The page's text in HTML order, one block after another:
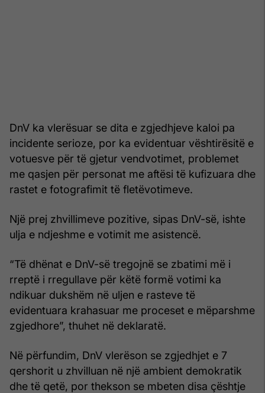
DnV ka vlerësuar se dita e zgjedhjeve kaloi pa
incidente serioze, por ka evidentuar vështirësitë e
votuesve për të gjetur vendvotimet, problemet
me qasjen për personat me aftësi të kufizuara dhe
rastet e fotografimit të fletëvotimeve.
Një prej zhvillimeve pozitive, sipas DnV-së, ishte
ulja e ndjeshme e votimit me asistencë.
“Të dhënat e DnV-së tregojnë se zbatimi më i
rreptë i rregullave për këtë formë votimi ka
ndikuar dukshëm në uljen e rasteve të
evidentuara krahasuar me proceset e mëparshme
zgjedhore”, thuhet në deklaratë.
Në përfundim, DnV vlerëson se zgjedhjet e 7
qershorit u zhvilluan në një ambient demokratik
dhe të qetë, por thekson se mbeten disa çështje